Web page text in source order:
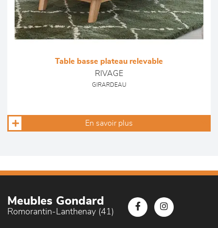
Table basse plateau relevable
RIVAGE
GIRARDEAU
En savoir plus
Meubles Gondard
Romorantin-Lanthenay (41)